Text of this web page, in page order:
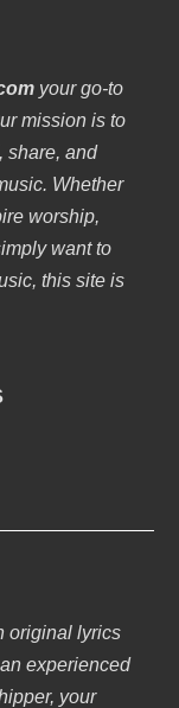
your go-to
mission is to
share, and
Whether
worship,
want to
this site is
original lyrics
experienced
your